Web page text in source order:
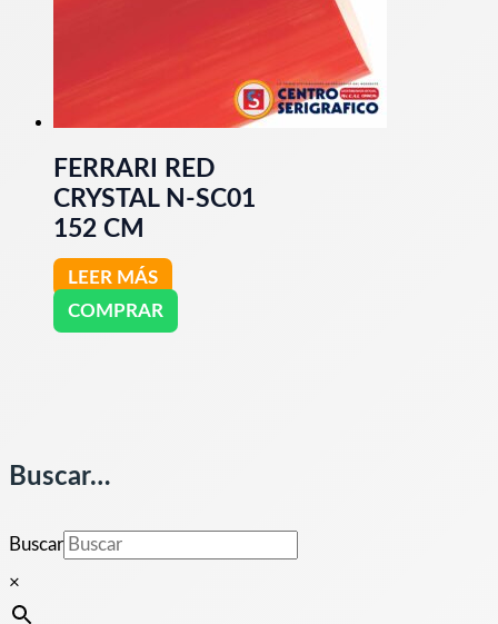
Buscar…
Buscar
×
FERRARI RED
CRYSTAL N-SC01
152 CM
LEER MÁS
COMPRAR